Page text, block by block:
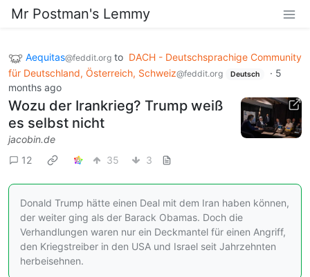
Mr Postman's Lemmy
Aequitas@feddit.org to DACH - Deutschsprachige Community
für Deutschland, Österreich, Schweiz@feddit.org Deutsch · 5
months ago
Wozu der Irankrieg? Trump weiß
es selbst nicht
jacobin.de
12
35 3
Donald Trump hätte einen Deal mit dem Iran haben können,
der weiter ging als der Barack Obamas. Doch die
Verhandlungen waren nur ein Deckmantel für einen Angriff,
den Kriegstreiber in den USA und Israel seit Jahrzehnten
herbeisehnen.